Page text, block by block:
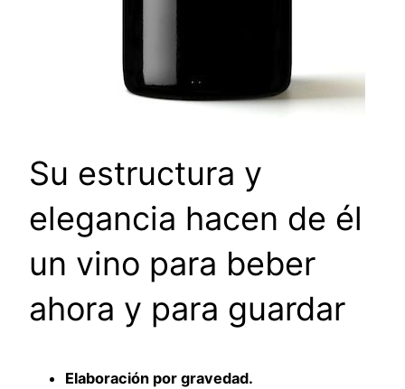
Su estructura y
elegancia hacen de él
un vino para beber
ahora y para guardar
Elaboración por gravedad.